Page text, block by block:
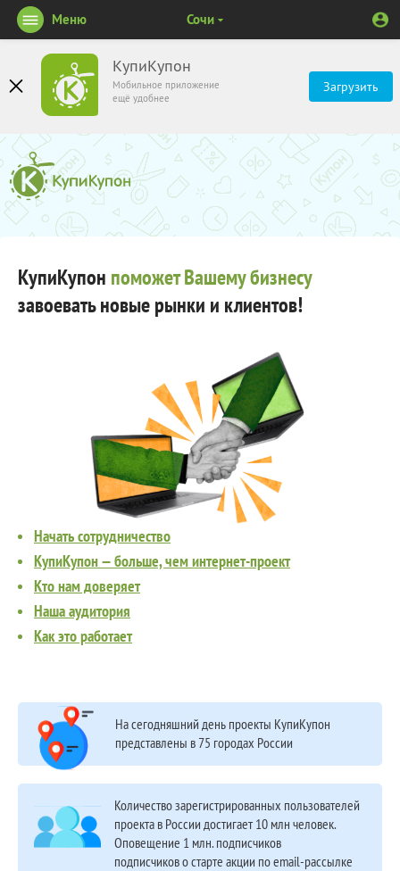
КупиКупон
Мобильное приложение
ещё удобнее
Загрузить
Меню Сочи
КупиКупон поможет Вашему бизнесу
завоевать новые рынки и клиентов!
Начать сотрудничество
КупиКупон — больше, чем интернет-проект
Кто нам доверяет
Наша аудитория
Как это работает
На сегодняшний день проекты КупиКупон
представлены в 75 городах России
Количество зарегистрированных пользователей
проекта в России достигает 10 млн человек.
Оповещение 1 млн. подписчиков
подписчиков о старте акции по email-рассылке